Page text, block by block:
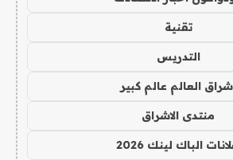
تقنية
التدريس
العالم عالم كبير
منتدى الاشراق
الباك لينك 2026